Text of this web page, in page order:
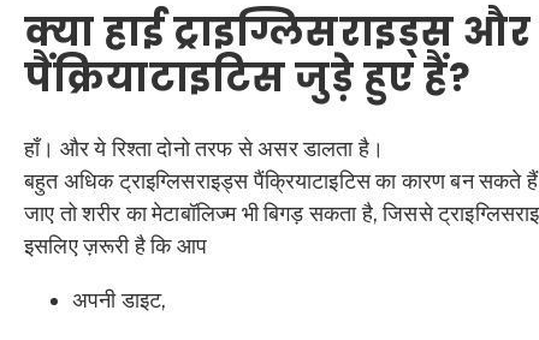
क्या हाई ट्राइग्लिसराइड्स और
पैंक्रियाटाइटिस जुड़े हुए हैं?
हाँ। और ये रिश्ता दोनो तरफ से असर डालता है।
बहुत अधिक ट्राइग्लिसराइड्स पैंक्रियाटाइटिस का कारण बन सकते
जाए तो शरीर का मेटाबॉलिज्म भी बिगड़ सकता है, जिससे
इसलिए ज़रूरी है कि आप
अपनी डाइट,